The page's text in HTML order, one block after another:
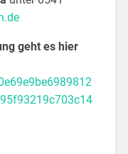
geht es hier